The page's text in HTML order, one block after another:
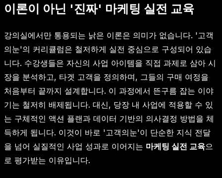
이론이 아닌 '진짜' 마케팅 실전 교육
강의실에서만 통용되는 낡은 이론은 의미가 없습니다. '고객
의눈'의 커리큘럼은 철저하게 실전 중심으로 구성되어 있습
니다. 수강생들은 자신의 사업 아이템을 직접 과제로 삼아 시
장을 분석하고, 타겟 고객을 정의하며, 그들의 구매 여정을
처음부터 끝까지 설계합니다. 이 과정에서 뜬구름 잡는 이야
기는 철저히 배제됩니다. 대신, 당장 내 사업에 적용할 수 있
는 구체적인 액션 플랜과 데이터 기반의 의사결정 방법을 체
득하게 됩니다. 이것이 바로 '고객의눈'이 단순한 지식 전달
을 넘어 실질적인 사업 성과로 이어지는 마케팅 실전 교육으
로 평가받는 이유입니다.